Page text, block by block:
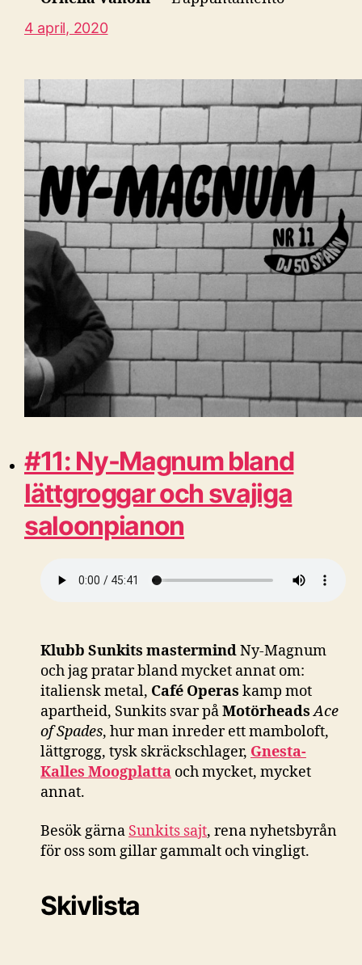
4 april, 2020
#11: Ny-Magnum bland
lättgroggar och svajiga
saloonpianon
Klubb Sunkits mastermindNy-Magnum
och jag pratar bland mycket annat om:
italiensk metal, Café Operas kamp mot
apartheid, Sunkits svar påMotörheads Ace
of Spades, hur man inreder ett mamboloft,
lättgrogg, tysk skräckschlager, Gnesta-
Kalles Moogplatta och mycket, mycket
annat.
Besök gärna Sunkits sajt, rena nyhetsbyrån
för oss som gillar gammalt och vingligt.
Skivlista